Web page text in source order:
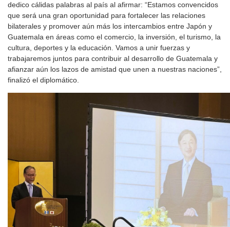
dedico cálidas palabras al país al afirmar: “Estamos convencidos
que será una gran oportunidad para fortalecer las relaciones
bilaterales y promover aún más los intercambios entre Japón y
Guatemala en áreas como el comercio, la inversión, el turismo, la
cultura, deportes y la educación. Vamos a unir fuerzas y
trabajaremos juntos para contribuir al desarrollo de Guatemala y
afianzar aún los lazos de amistad que unen a nuestras naciones”,
finalizó el diplomático.